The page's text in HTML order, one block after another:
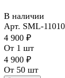
В наличии
Арт. SML-
4 900 ₽
От 1 шт
4 900 ₽
От 50 шт